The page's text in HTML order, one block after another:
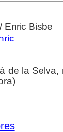
Enric Bisbe
de la Selva,